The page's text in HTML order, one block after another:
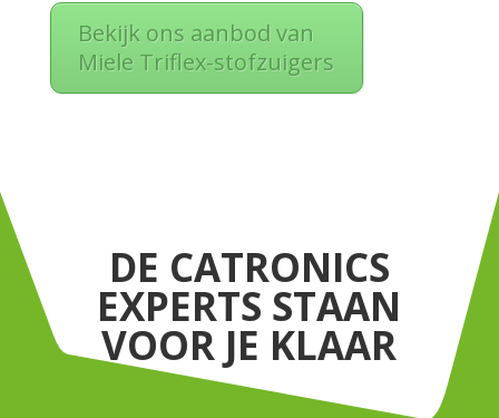
Bekijk ons aanbod van
Miele Triflex-stofzuigers
DE CATRONICS
EXPERTS STAAN
VOOR JE KLAAR